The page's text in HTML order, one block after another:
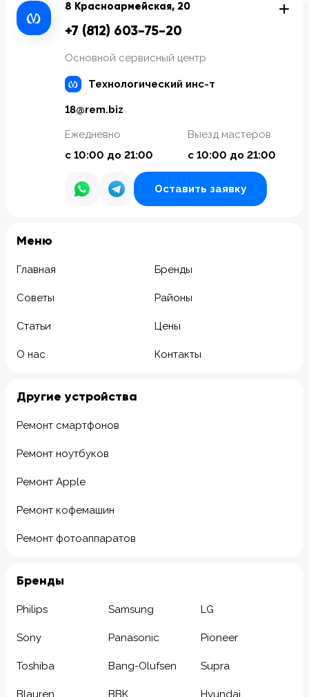
8 Красноармейская, 20
+7 (812) 603-75-20
Основной сервисный центр
Технологический инс-т
18@rem.biz
Ежедневно
с 10:00 до 21:00
Выезд мастеров
с 10:00 до 21:00
Оставить заявку
Meню
Главная Бренды
Советы Районы
Статьи Цены
О нас Контакты
Другие устройства
Ремонт смартфонов
Ремонт ноутбуков
Ремонт Apple
Ремонт кофемашин
Ремонт фотоаппаратов
Бренды
Philips Samsung LG
Sony Panasonic Pioneer
Toshiba Bang-Olufsen Supra
Blauren BBK Hyundai